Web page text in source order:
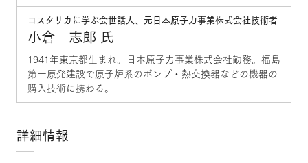
コスタリカに学ぶ会世話人、元日本原子力事業株式会社技術者
小倉 志郎 氏
1941年東京都生まれ。日本原子力事業株式会社勤務。福島
第一原発建設で原子炉系のポンプ・熱交換器などの機器の
購入技術に携わる。
詳細情報